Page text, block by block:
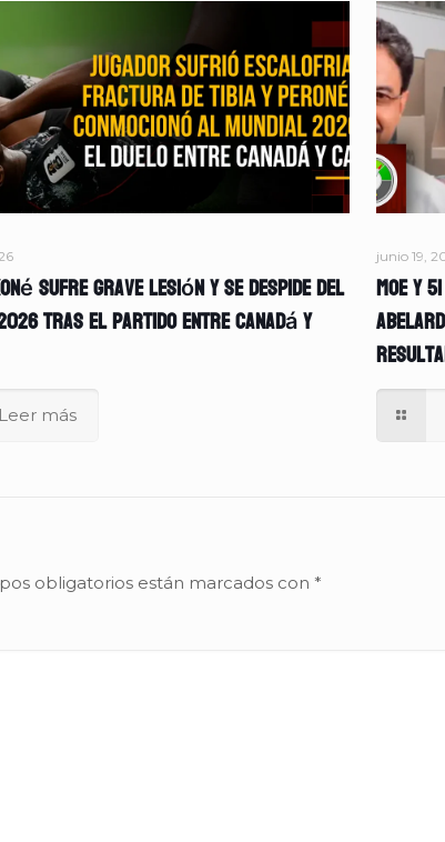
sufre grave lesión y se despide del
tras el partido entre Canadá y
Leer más
junio 19,
MOE y
obligatorios están marcados con *